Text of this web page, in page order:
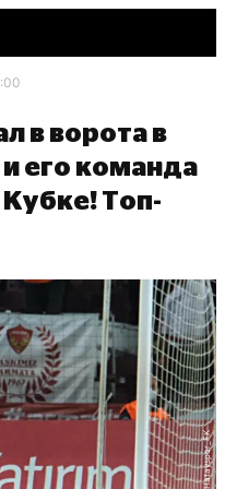
в ворота в
его команда
Топ-